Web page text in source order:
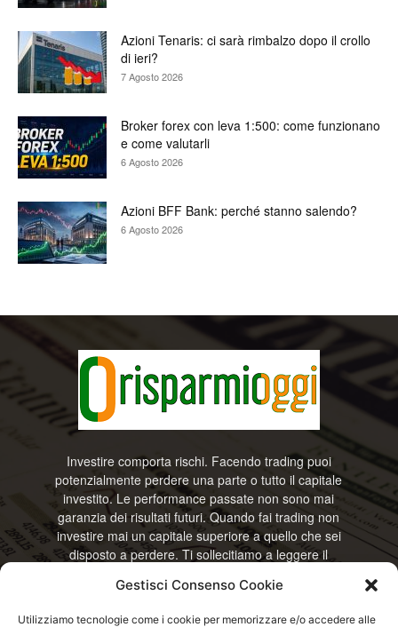
Gestisci Consenso Cookie
Utilizziamo tecnologie come i cookie per memorizzare e/o accedere alle
Azioni Tenaris: ci sarà rimbalzo dopo il crollo
di ieri?
7 Agosto 2026
Broker forex con leva 1:500: come funzionano
e come valutarli
6 Agosto 2026
Azioni BFF Bank: perché stanno salendo?
6 Agosto 2026
Investire comporta rischi. Facendo trading puoi
potenzialmente perdere una parte o tutto il capitale
investito. Le performance passate non sono mai
garanzia dei risultati futuri. Quando fai trading non
investire mai un capitale superiore a quello che sei
disposto a perdere. Ti sollecitiamo a leggere il
RisparmiOggi non offre alcun genere di consulenza
e non si assume la responsabilità sull’utilizzo delle